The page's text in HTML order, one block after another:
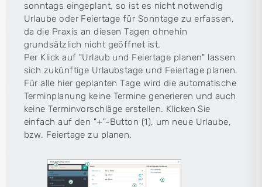
sonntags eingeplant, so ist es nicht notwendig
Urlaube oder Feiertage für Sonntage zu erfassen,
da die Praxis an diesen Tagen ohnehin
grundsätzlich nicht geöffnet ist.
Per Klick auf "Urlaub und Feiertage planen" lassen
sich zukünftige Urlaubstage und Feiertage planen.
Für alle hier geplanten Tage wird die automatische
Terminplanung keine Termine generieren und auch
keine Terminvorschläge erstellen. Klicken Sie
einfach auf den "+"-Button (1), um neue Urlaube,
bzw. Feiertage zu planen.